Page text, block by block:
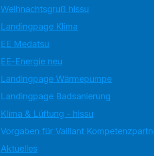
Weihnachtsgruß hissu
Landingpage Klima
EE Medatsu
EE-Energie neu
Landingpage Wärmepumpe
Landingpage Badsanierung
Klima & Lüftung - hissu
Vorgaben für Vaillant
Aktuelles